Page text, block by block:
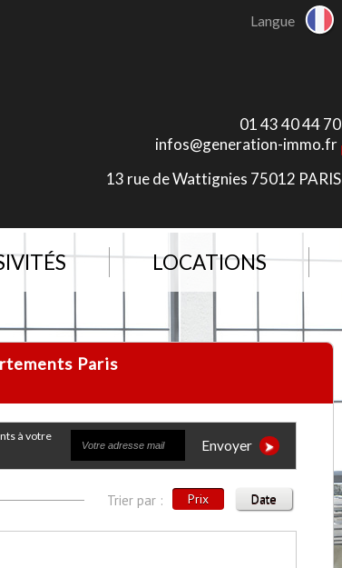
Langue
01 43 40 44 70
infos@generation-immo.fr
13 rue de Wattignies 75012 PARIS
LOCATIONS
Paris
Envoyer
Trier par : Prix Date